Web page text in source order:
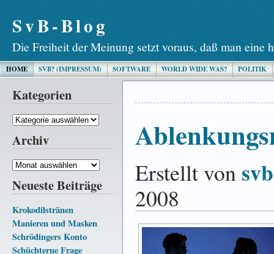
SvB-Blog
Die Freiheit der Meinung setzt voraus, daß man eine
HOME SVB? (IMPRESSUM) SOFTWARE WORLD WIDE WAS? POLITIK
Kategorien
Kategorien
Archiv
Archiv
Neueste Beiträge
Krokodilstränen
Manieren und Masken
Schrödingers Konto
Schüchterne Frage
Erstellt vonsvb
2008